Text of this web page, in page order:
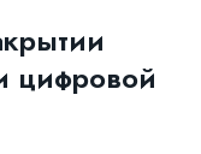
цифровой